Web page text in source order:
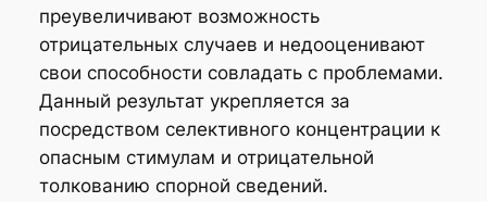
преувеличивают возможность
отрицательных случаев и недооценивают
свои способности совладать с проблемами.
Данный результат укрепляется за
посредством селективного концентрации к
опасным стимулам и отрицательной
толкованию спорной сведений.